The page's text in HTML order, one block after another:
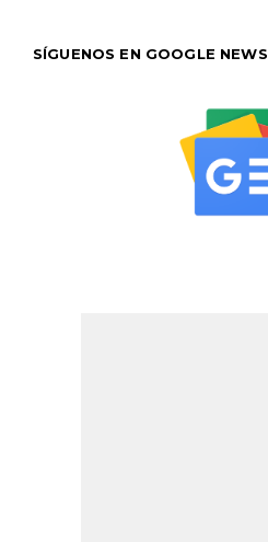
SÍGUENOS EN GOOGLE NEWS